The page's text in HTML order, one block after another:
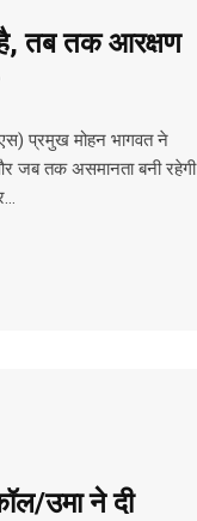
तब तक आरक्षण
प्रमुख मोहन भागवत ने
जब तक असमानता बनी रहेगी
उमा ने दी